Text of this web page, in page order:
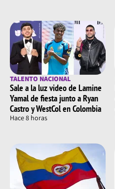
TALENTO NACIONAL
Sale a la luz video de Lamine
Yamal de fiesta junto a Ryan
Castro y WestCol en Colombia
Hace 8 horas